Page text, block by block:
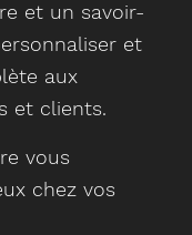
et un savoir-
et
aux
et clients.
vous
chez vos